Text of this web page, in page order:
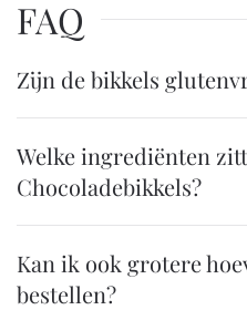
FAQ
Zijn de bikkels
Welke ingrediënten
Chocoladebikkels?
Kan ik ook grotere
bestellen?